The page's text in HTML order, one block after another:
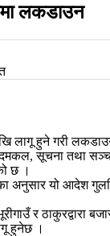
लकडाउन
लागू हुने गरी
सूचना तथा
छ ।
अनुसार यो आदेश
र ठाकुरद्वारा
हुनेछ ।